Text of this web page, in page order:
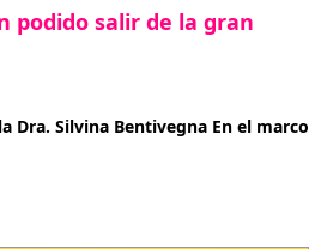
podido salir de la gran
Dra. Silvina Bentivegna En el marco